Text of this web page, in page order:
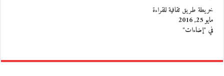
خريطة طريق ثقافية للقراءة
مايو 25, 2016
في "إضاءات"